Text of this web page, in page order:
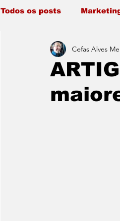
Todos os posts
Cefas Alves